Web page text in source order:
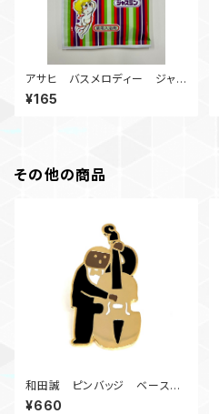
アサヒ バスメロディー ジャス
ミン 個包装 LIBRETTO限
定
¥165
その他の商品
和田誠 ピンバッジ ベース
（ジャズシリーズ）
¥660